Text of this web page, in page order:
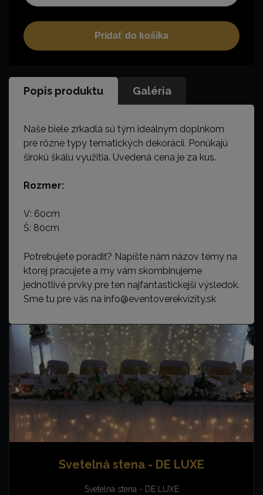
Pridať do košíka
Popis produktu Galéria
Naše biele zrkadlá sú tým ideálnym doplnkom
pre rôzne typy tematických dekorácii. Ponúkajú
širokú škálu využitia. Uvedená cena je za kus.
Rozmer:
V: 60cm
Š: 80cm
Potrebujete poradiť? Napíšte nám názov témy na
ktorej pracujete a my vám skombinujeme
jednotlivé prvky pre ten najfantastickejší výsledok.
Sme tu pre vás na info@eventoverekvizity.sk
Svetelná stena - DE LUXE
Svetelná stena - DE LUXE